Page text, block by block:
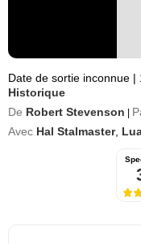
Date de sortie inconnue |
Historique
De Robert Stevenson
Avec Hal Stalmaster,